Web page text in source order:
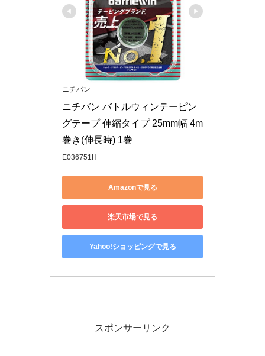
ニチバン
ニチバン バトルウィンテーピン
グテープ 伸縮タイプ 25mm幅 4m
巻き(伸長時) 1巻
E036751H
Amazonで見る
楽天市場で見る
Yahoo!ショッピングで見る
スポンサーリンク